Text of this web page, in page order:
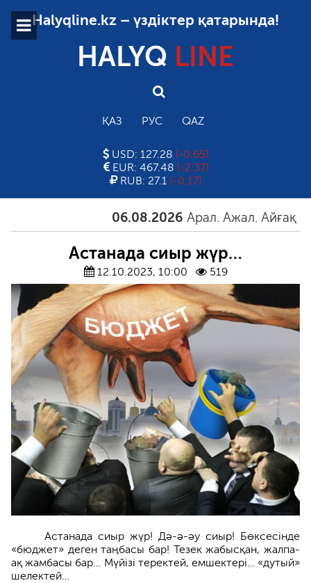
Halyqline.kz – үздіктер қатарында!
HALYQ LINE
ҚАЗ РУС QAZ
USD: 127.28 (-0.65)
EUR: 467.48 (-2.37)
RUB: 27.1 (-0.17)
06.08.2026 Арал. Ажал. Айғақ
Астанада сиыр жүр…
12.10.2023, 10:00 519
Астанада сиыр жүр! Дә-ә-әу сиыр! Бөксесінде
«бюджет» деген таңбасы бар! Тезек жабысқан, жалпа-
ақ жамбасы бар… Мүйізі теректей, емшектері… «дутый»
шелектей…